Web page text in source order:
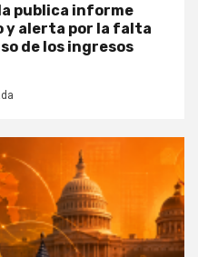
publica informe
y alerta por la falta
de los ingresos